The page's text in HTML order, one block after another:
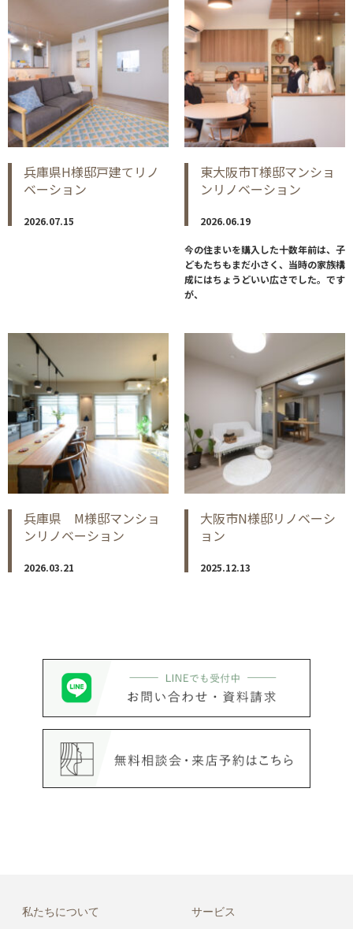
兵庫県H様邸戸建てリノ
ベーション
2026.07.15
東大阪市T様邸マンショ
ンリノベーション
2026.06.19
今の住まいを購入した十数年前は、子
どもたちもまだ小さく、当時の家族構
成にはちょうどいい広さでした。です
が、
兵庫県 M様邸マンショ
ンリノベーション
2026.03.21
大阪市N様邸リノベーシ
ョン
2025.12.13
私たちについて サービス